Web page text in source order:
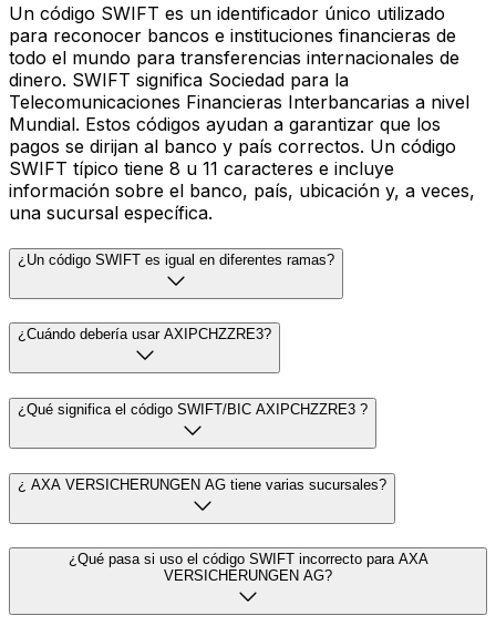
Un código SWIFT es un identificador único utilizado
para reconocer bancos e instituciones financieras de
todo el mundo para transferencias internacionales de
dinero. SWIFT significa Sociedad para la
Telecomunicaciones Financieras Interbancarias a nivel
Mundial. Estos códigos ayudan a garantizar que los
pagos se dirijan al banco y país correctos. Un código
SWIFT típico tiene 8 u 11 caracteres e incluye
información sobre el banco, país, ubicación y, a veces,
una sucursal específica.
¿Un código SWIFT es igual en diferentes ramas?
¿Cuándo debería usar AXIPCHZZRE3?
¿Qué significa el código SWIFT/BIC AXIPCHZZRE3 ?
¿ AXA VERSICHERUNGEN AG tiene varias sucursales?
¿Qué pasa si uso el código SWIFT incorrecto para AXA
VERSICHERUNGEN AG?